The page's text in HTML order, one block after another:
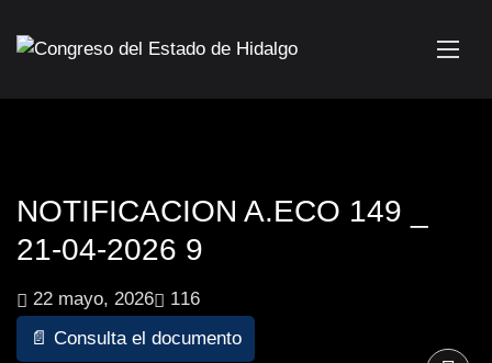
NOTIFICACION A.ECO 149 _
21-04-2026 9
22 mayo, 2026
116
📄 Consulta el documento